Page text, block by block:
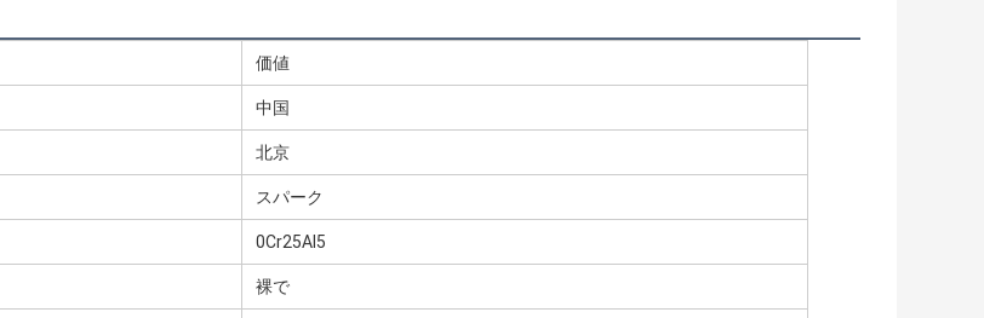
価値
中国
北京
スパーク
0Cr25Al5
裸で